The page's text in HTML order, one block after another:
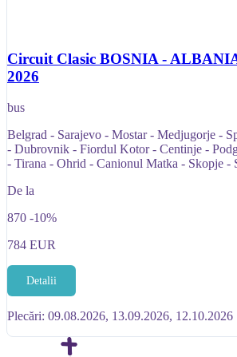
Circuit Clasic BOSNIA -
2026
bus
Belgrad - Sarajevo - Mostar - Medjugorje -
- Dubrovnik - Fiordul Kotor - Centinje -
- Tirana - Ohrid - Canionul Matka - Skopje -
De la
870 -10%
784 EUR
Detalii
Plecări: 09.08.2026, 13.09.2026, 12.10.2026